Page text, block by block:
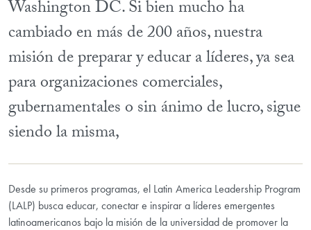
Washington DC. Si bien mucho ha
cambiado en más de 200 años, nuestra
misión de preparar y educar a líderes, ya sea
para organizaciones comerciales,
gubernamentales o sin ánimo de lucro, sigue
siendo la misma,
Desde su primeros programas, el Latin America Leadership Program
(LALP) busca educar, conectar e inspirar a líderes emergentes
latinoamericanos bajo la misión de la universidad de promover la